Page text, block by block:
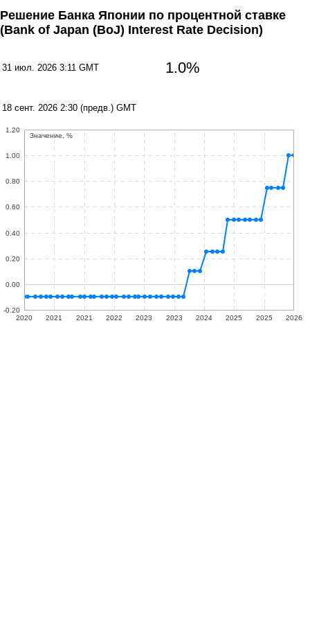
Решение Банка Японии по процентной ставке
(Bank of Japan (BoJ) Interest Rate Decision)
31 июл. 2026 3:11 GMT 1.0%
18 сент. 2026 2:30 (предв.) GMT